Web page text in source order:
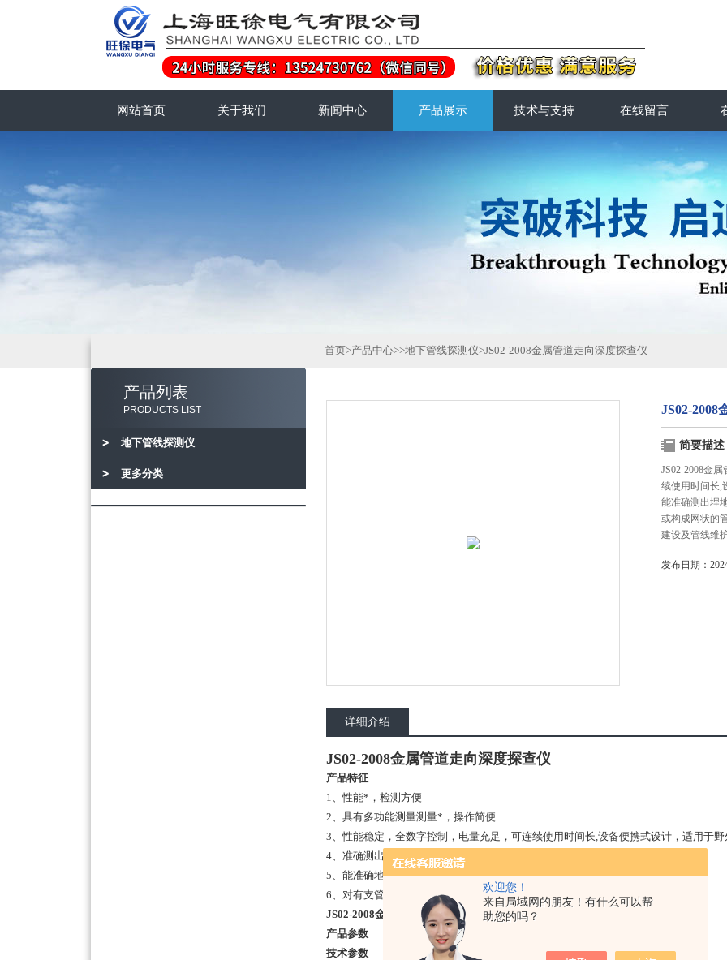
欢迎您！
来自局域网的朋友！有什么可以帮
助您的吗？
网站首页 关于我们 新闻中心 产品展示 技术与支持 在线留言
产品列表
PRODUCTS LIST
地下管线探测仪
更多分类
首页>产品中心>>地下管线探测仪>JS02-2008金属管道走向深度探查仪
JS02-2008
简要描述
JS02-2008金
续使用时间长,
能准确测出埋
或构成网状的
建设及管线维
发布日期：
详细介绍
JS02-2008金属管道走向深度探查仪
产品特征
1、性能*，检测方便
2、具有多功能测量测量*，操作简便
3、性能稳定，全数字控制，电量充足，可连续使用时间长,设备便携式设计，适用于
4、准确测出埋地管道的位置
5、能准确地对破损点进行定位
6、对有支管或构成网状的管线也能进行有效的检测
JS02-2008金属管道走向深度探查仪
产品参数
技术参数